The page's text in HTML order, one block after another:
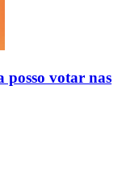
posso votar nas